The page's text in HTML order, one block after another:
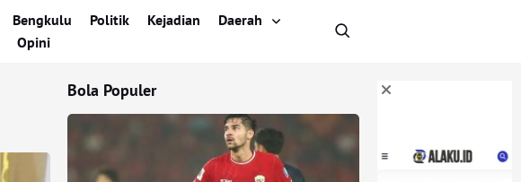
Bengkulu Politik Kejadian
Daerah
Opini
Bola Populer